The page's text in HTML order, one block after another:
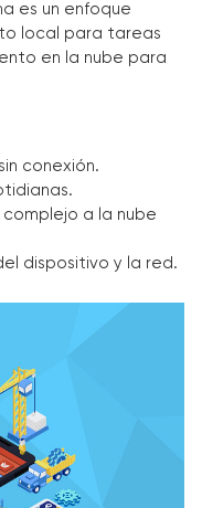
es un enfoque
local para tareas
en la nube para
conexión.
a la nube
dispositivo y la red.